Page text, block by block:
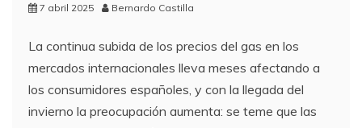
7 abril 2025 Bernardo Castilla
La continua subida de los precios del gas en los
mercados internacionales lleva meses afectando a
los consumidores españoles, y con la llegada del
invierno la preocupación aumenta: se teme que las